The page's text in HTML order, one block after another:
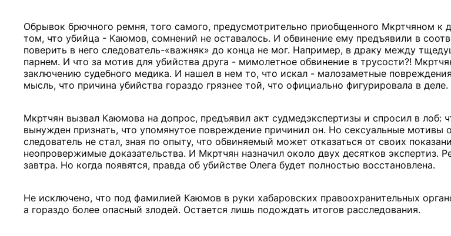
Обрывок брючного ремня, того самого, предусмотрительно приобщенного Мкртчяном к
том, что убийца - Каюмов, сомнений не оставалось. И обвинение ему предъявили в
поверить в него следователь-«важняк» до конца не мог. Например, в драку между
парнем. И что за мотив для убийства друга - мимолетное обвинение в трусости?!
заключению судебного медика. И нашел в нем то, что искал - малозаметные
мысль, что причина убийства гораздо грязнее той, что официально фигурировала в деле.
Мкртчян вызвал Каюмова на допрос, предъявил акт судмедэкспертизы и спросил в лоб:
вынужден признать, что упомянутое повреждение причинил он. Но сексуальные мотивы
следователь не стал, зная по опыту, что обвиняемый может отказаться от своих
неопровержимые доказательства. И Мкртчян назначил около двух десятков экспертиз.
завтра. Но когда появятся, правда об убийстве Олега будет полностью восстановлена.
Не исключено, что под фамилией Каюмов в руки хабаровских правоохранительных
а гораздо более опасный злодей. Остается лишь подождать итогов расследования.